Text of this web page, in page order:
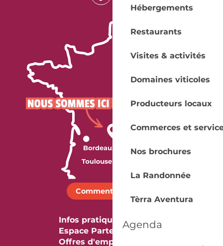
Hébergements
Restaurants
Visites & activités
Domaines viticoles
Producteurs locaux
Commerces et
Nos brochures
La Randonnée
Tèrra Aventura
Agenda
Comment venir ?
Infos pratiques
Espace Partenaires
Offres d'emploi & stage